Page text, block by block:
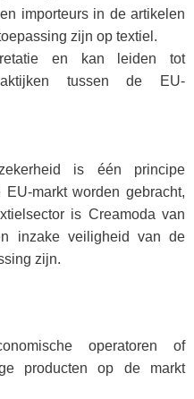
importeurs in de artikelen
zijn op textiel.
en kan leiden tot
tussen de EU-
is één principe
markt worden gebracht,
is Creamoda van
inzake veiligheid van de
zijn.
operatoren of
producten op de markt